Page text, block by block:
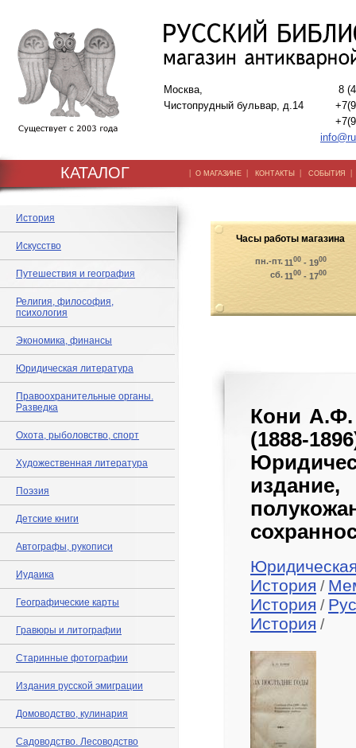
Москва,
Чистопрудный бульвар, д.14
8
КАТАЛОГ | О МАГАЗИНЕ | КОНТАКТЫ | СОБЫТИЯ
История
Искусство
Путешествия и география
Религия, философия,
психология
Экономика, финансы
Юридическая литература
Правоохранительные органы.
Разведка
Охота, рыболовство, спорт
Художественная литература
Поэзия
Детские книги
Автографы, рукописи
Иудаика
Географические карты
Гравюры и литографии
Старинные фотографии
Издания русской эмиграции
Домоводство, кулинария
Садоводство. Лесоводство
Часы работы магазина
пн.-пт.1100 - 1900
сб.1100 - 1700
Кони А.Ф.
(1888-
История /
История /
История /